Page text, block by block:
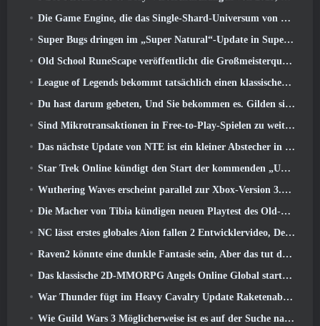
Die Game Engine, die das Single-Shard-Universum von Eve Online antreibt, ist jetzt Open Source
Super Bugs dringen im „Super Natural“-Update in Super Animal Royale ein
Old School RuneScape veröffentlicht die Großmeisterquest „The Blood Moon Rises“., Eine 20-jährige Questreihe geht zu Ende
League of Legends bekommt tatsächlich einen klassischen Modus
Du hast darum gebeten, Und Sie bekommen es. Gilden sind jetzt in Eterspire verfügbar
Sind Mikrotransaktionen in Free-to-Play-Spielen zu weit gegangen??
Das nächste Update von NTE ist ein kleiner Abstecher in ein Fantasy-Tabletop-Spiel
Star Trek Online kündigt den Start der kommenden „Undiscovered“-Staffel an
Wuthering Waves erscheint parallel zur Xbox-Version 3.5 Aktualisieren
Die Macher von Tibia kündigen neuen Playtest des Old-School-Zombie-MMORPGs an, Online bestehen bleiben
NC lässt erstes globales Aion fallen 2 Entwicklervideo, Details zum Spiel teilen
Raven2 könnte eine dunkle Fantasie sein, Aber das tut dem Sommerspaß keinen Abbruch
Das klassische 2D-MMORPG Angels Online Global startet heute
War Thunder fügt im Heavy Cavalry Update Raketenabwehrraketen und elektronische Unterstützungsmaßnahmen hinzu
Wie Guild Wars 3 Möglicherweise ist es auf der Suche nach Innovationen im MMO-Bereich